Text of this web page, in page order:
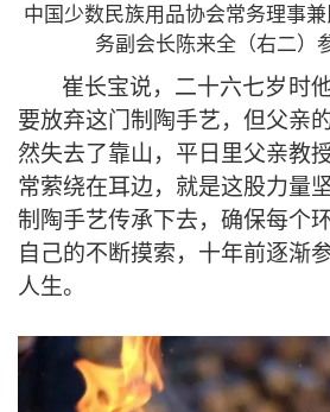
中国少数民族用品协会常务理事
务副会长陈来全（右二）
崔长宝说，二十六七岁时
要放弃这门制陶手艺，但父亲
然失去了靠山，平日里父亲教
常萦绕在耳边，就是这股力量
制陶手艺传承下去，确保每个
自己的不断摸索，十年前逐渐
人生。